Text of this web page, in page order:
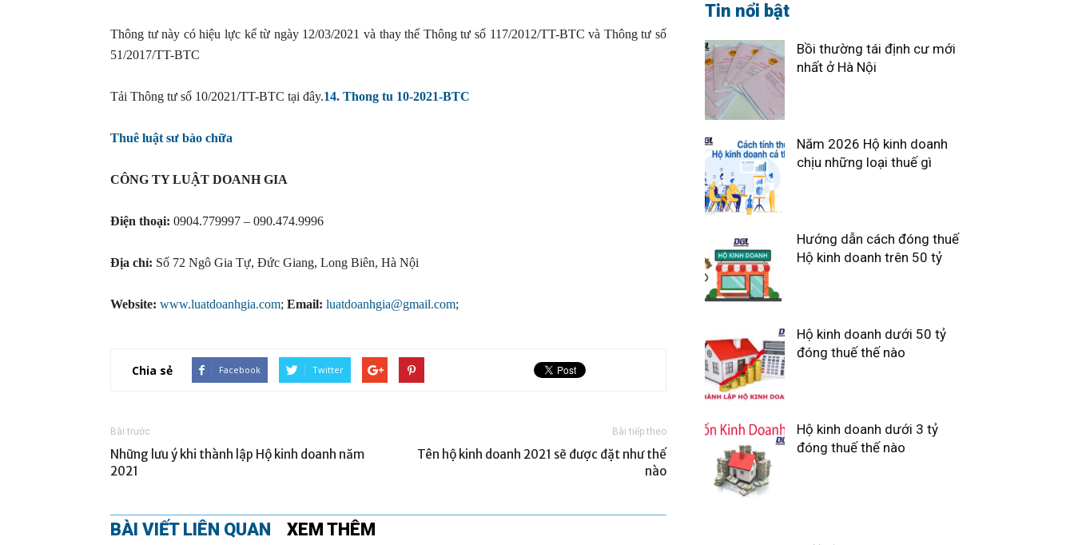
Thông tư này có hiệu lực kể từ ngày 12/03/2021 và thay thế Thông tư số 117/2012/TT-BTC và Thông tư số
51/2017/TT-BTC
Tải Thông tư số 10/2021/TT-BTC tại đây.14. Thong tu 10-2021-BTC
Thuê luật sư bào chữa
CÔNG TY LUẬT DOANH GIA
Điện thoại: 0904.779997 – 090.474.9996
Địa chỉ: Số 72 Ngô Gia Tự, Đức Giang, Long Biên, Hà Nội
Website: www.luatdoanhgia.com; Email: luatdoanhgia@gmail.com;
Chia sẻ Facebook Twitter
Bài trước
Những lưu ý khi thành lập Hộ kinh doanh năm
2021
Bài tiếp theo
Tên hộ kinh doanh 2021 sẽ được đặt như thế
nào
BÀI VIẾT LIÊN QUAN XEM THÊM
Tin nổi bật
Bồi thường tái định cư mới
nhất ở Hà Nội
Năm 2026 Hộ kinh doanh
chịu những loại thuế gì
Hướng dẫn cách đóng thuế
Hộ kinh doanh trên 50 tỷ
Hộ kinh doanh dưới 50 tỷ
đóng thuế thế nào
Hộ kinh doanh dưới 3 tỷ
đóng thuế thế nào